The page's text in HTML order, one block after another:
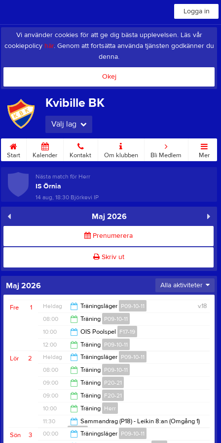
Logga in
Vi använder cookies för att ge dig bästa upplevelsen. Läs vår
cookiepolicy här. Genom att fortsätta använda tjänsten godkänner du
denna.
Okej
Kvibille BK
Välj lag
Start Kalender Kontakt Om klubben Bli Medlem Mer
Nästa match för Herr
IS Örnia
14 aug, 18:30 Björkevi IP
Maj 2026
Prenumerera
Skriv ut
Maj 2026 Alla aktiviteter
1
Fre v.18
Heldag Träningsläger P09-10-11
08:00
Träning P09-10-11
09:30
10:00 OIS Poolspel F17-19
11:30
12:00 Träning P09-10-11
14:00
2
Lör Heldag Träningsläger P09-10-11
08:00
Träning P09-10-11
09:30
09:00 Träning P20-21
10:00
09:00 Träning F20-21
10:00
10:00 Träning Herr
11:30
11:30
Sammandrag (P18) - Leikin 8:an (Omgång 1)
P18-19
3
Sön 00:00 Träningsläger P09-10-11